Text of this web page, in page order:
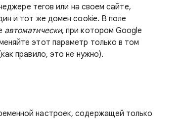
тегов или на своем сайте,
и тот же домен cookie. В поле
автоматически, при котором Google
этот параметр только в том
правило, это не нужно).
настроек, содержащей только